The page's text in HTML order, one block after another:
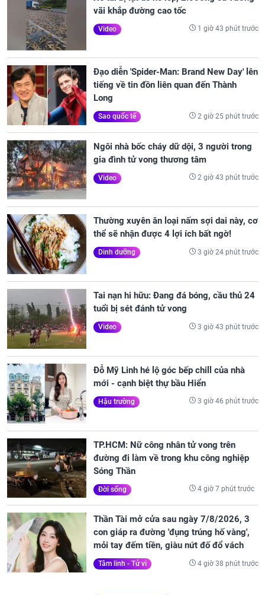
vãi khắp đường cao tốc
Video 1 giờ 43 phút trước
Đạo diễn 'Spider-Man: Brand New Day' lên
tiếng về tin đồn liên quan đến Thành
Long
Sao quốc tế 2 giờ 25 phút trước
Ngôi nhà bốc cháy dữ dội, 3 người trong
gia đình tử vong thương tâm
Video 2 giờ 43 phút trước
Thường xuyên ăn loại nấm sợi dai này, cơ
thể sẽ nhận được 4 lợi ích bất ngờ!
Dinh dưỡng 3 giờ 24 phút trước
Tai nạn hi hữu: Đang đá bóng, cầu thủ 24
tuổi bị sét đánh tử vong
Video 3 giờ 43 phút trước
Đỗ Mỹ Linh hé lộ góc bếp chill của nhà
mới - cạnh biệt thự bầu Hiển
Hậu trường 3 giờ 46 phút trước
TP.HCM: Nữ công nhân tử vong trên
đường đi làm về trong khu công nghiệp
Sóng Thần
Đời sống 4 giờ 7 phút trước
Thần Tài mở cửa sau ngày 7/8/2026, 3
con giáp ra đường 'đụng trúng hố vàng',
mỏi tay đếm tiền, giàu nứt đố đổ vách
Tâm linh - Tử vi 4 giờ 38 phút trước